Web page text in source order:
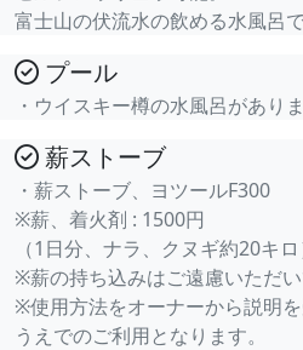
富士山の伏流水の飲める水風呂で
プール
・ウイスキー樽の水風呂がありま
薪ストーブ
・薪ストーブ、ヨツールF300
※薪、着火剤 : 1500円
（1日分、ナラ、クヌギ約20キロ
※薪の持ち込みはご遠慮いただい
※使用方法をオーナーから説明
うえでのご利用となります。